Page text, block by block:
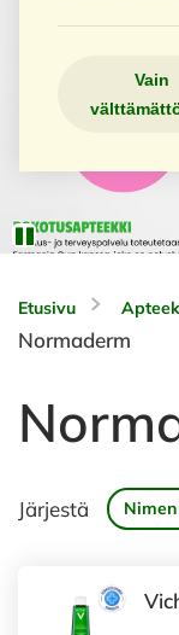
Vain
Etusivu
Normaderm
Järjestä